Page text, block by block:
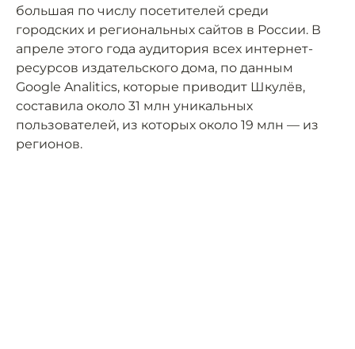
большая по числу посетителей среди
городских и региональных сайтов в России. В
апреле этого года аудитория всех интернет-
ресурсов издательского дома, по данным
Google Analitics, которые приводит Шкулёв,
составила около 31 млн уникальных
пользователей, из которых около 19 млн — из
регионов.